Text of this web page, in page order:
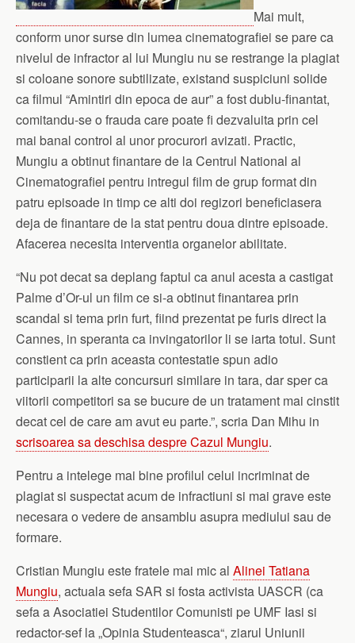
Mai mult,
conform unor surse din lumea cinematografiei se pare ca
nivelul de infractor al lui Mungiu nu se restrange la plagiat
si coloane sonore subtilizate, existand suspiciuni solide
ca filmul “Amintiri din epoca de aur” a fost dublu-finantat,
comitandu-se o frauda care poate fi dezvaluita prin cel
mai banal control al unor procurori avizati. Practic,
Mungiu a obtinut finantare de la Centrul National al
Cinematografiei pentru intregul film de grup format din
patru episoade in timp ce alti doi regizori beneficiasera
deja de finantare de la stat pentru doua dintre episoade.
Afacerea necesita interventia organelor abilitate.
“Nu pot decat sa deplang faptul ca anul acesta a castigat
Palme d’Or-ul un film ce si-a obtinut finantarea prin
scandal si tema prin furt, fiind prezentat pe furis direct la
Cannes, in speranta ca invingatorilor li se iarta totul. Sunt
constient ca prin aceasta contestatie spun adio
participarii la alte concursuri similare in tara, dar sper ca
viitorii competitori sa se bucure de un tratament mai cinstit
decat cel de care am avut eu parte.”, scria Dan Mihu in
scrisoarea sa deschisa despre Cazul Mungiu.
Pentru a intelege mai bine profilul celui incriminat de
plagiat si suspectat acum de infractiuni si mai grave este
necesara o vedere de ansamblu asupra mediului sau de
formare.
Cristian Mungiu este fratele mai mic al Alinei Tatiana
Mungiu, actuala sefa SAR si fosta activista UASCR (ca
sefa a Asociatiei Studentilor Comunisti pe UMF Iasi si
redactor-sef la „Opinia Studenteasca“, ziarul Uniunii